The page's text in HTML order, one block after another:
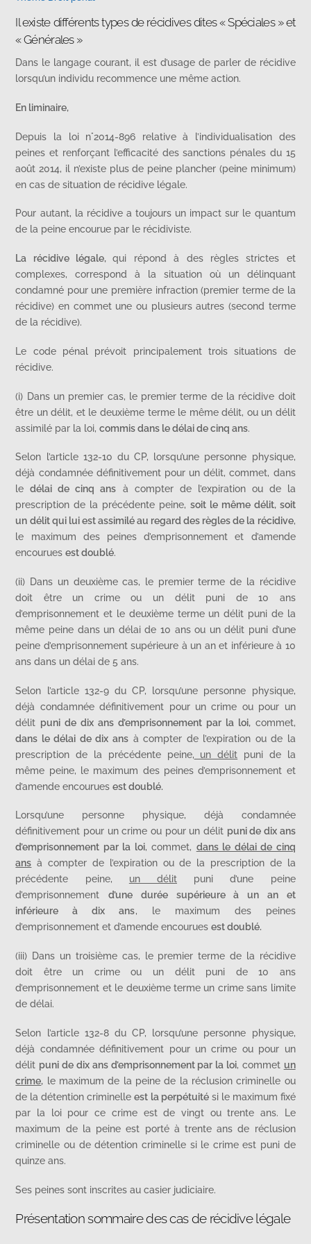
Il existe différents types de récidives dites « Spéciales » et
« Générales »
Dans le langage courant, il est d’usage de parler de récidive
lorsqu’un individu recommence une même action.
En liminaire,
Depuis la loi n°2014-896 relative à l’individualisation des
peines et renforçant l’efficacité des sanctions pénales du 15
août 2014, il n’existe plus de peine plancher (peine minimum)
en cas de situation de récidive légale.
Pour autant, la récidive a toujours un impact sur le quantum
de la peine encourue par le récidiviste.
La récidive légale,qui répond à des règles strictes et
complexes, correspond à la situation où un délinquant
condamné pour une première infraction (premier terme de la
récidive) en commet une ou plusieurs autres (second terme
de la récidive).
Le code pénal prévoit principalement trois situations de
récidive.
(i) Dans un premier cas, le premier terme de la récidive doit
être un délit, et le deuxième terme le même délit, ou un délit
assimilé par la loi,commis dans le délai de cinq ans.
Selon l’article 132-10 du CP, lorsqu’une personne physique,
déjà condamnée définitivement pour un délit, commet, dans
ledélai de cinq ans à compter de l’expiration ou de la
prescription de la précédente peine, soit le même délit, soit
un délit qui lui est assimilé au regard des règles de la récidive,
le maximum des peines d’emprisonnement et d’amende
encouruesest doublé.
(ii) Dans un deuxième cas, le premier terme de la récidive
doit être un crime ou un délit puni de 10 ans
d’emprisonnement et le deuxième terme un délit puni de la
même peine dans un délai de 10 ans ou un délit puni d’une
peine d’emprisonnement supérieure à un an et inférieure à 10
ans dans un délai de 5 ans.
Selon l’article 132-9 du CP, lorsqu’une personne physique,
déjà condamnée définitivement pour un crime ou pour un
délit puni de dix ans d’emprisonnement par la loi,commet,
dans le délai de dix ansà compter de l’expiration ou de la
prescription de la précédente peine, un délit puni de la
même peine, le maximum des peines d’emprisonnement et
d’amende encouruesest doublé.
Lorsqu’une personne physique, déjà condamnée
définitivement pour un crime ou pour un délit puni de dix ans
d’emprisonnement par la loi, commet, dans le délai de cinq
ans à compter de l’expiration ou de la prescription de la
précédente peine, un délit puni d’une peine
d’emprisonnementd’une durée supérieure à un an et
inférieure à dix ans, le maximum des peines
d’emprisonnement et d’amende encouruesest doublé.
(iii) Dans un troisième cas, le premier terme de la récidive
doit être un crime ou un délit puni de 10 ans
d’emprisonnement et le deuxième terme un crime sans limite
de délai.
Selon l’article 132-8 du CP, lorsqu’une personne physique,
déjà condamnée définitivement pour un crime ou pour un
délit puni de dix ans d’emprisonnement par la loi, commet un
crime, le maximum de la peine de la réclusion criminelle ou
de la détention criminelleest la perpétuitési le maximum fixé
par la loi pour ce crime est de vingt ou trente ans. Le
maximum de la peine est porté à trente ans de réclusion
criminelle ou de détention criminelle si le crime est puni de
quinze ans.
Ses peines sont inscrites au casier judiciaire.
Présentation sommaire des cas de récidive légale